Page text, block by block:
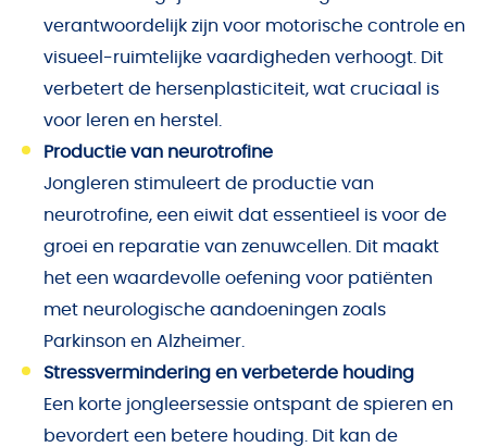
verantwoordelijk zijn voor motorische controle en
visueel-ruimtelijke vaardigheden verhoogt. Dit
verbetert de hersenplasticiteit, wat cruciaal is
voor leren en herstel.
Productie van neurotrofine
Jongleren stimuleert de productie van
neurotrofine, een eiwit dat essentieel is voor de
groei en reparatie van zenuwcellen. Dit maakt
het een waardevolle oefening voor patiënten
met neurologische aandoeningen zoals
Parkinson en Alzheimer.
Stressvermindering en verbeterde houding
Een korte jongleersessie ontspant de spieren en
bevordert een betere houding. Dit kan de